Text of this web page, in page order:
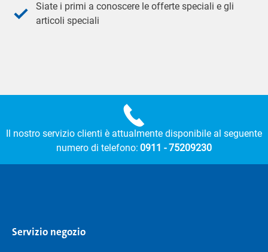
Siate i primi a conoscere le offerte speciali e gli
articoli speciali
Il nostro servizio clienti è attualmente disponibile al seguente
numero di telefono: 0911 - 75209230
Servizio negozio